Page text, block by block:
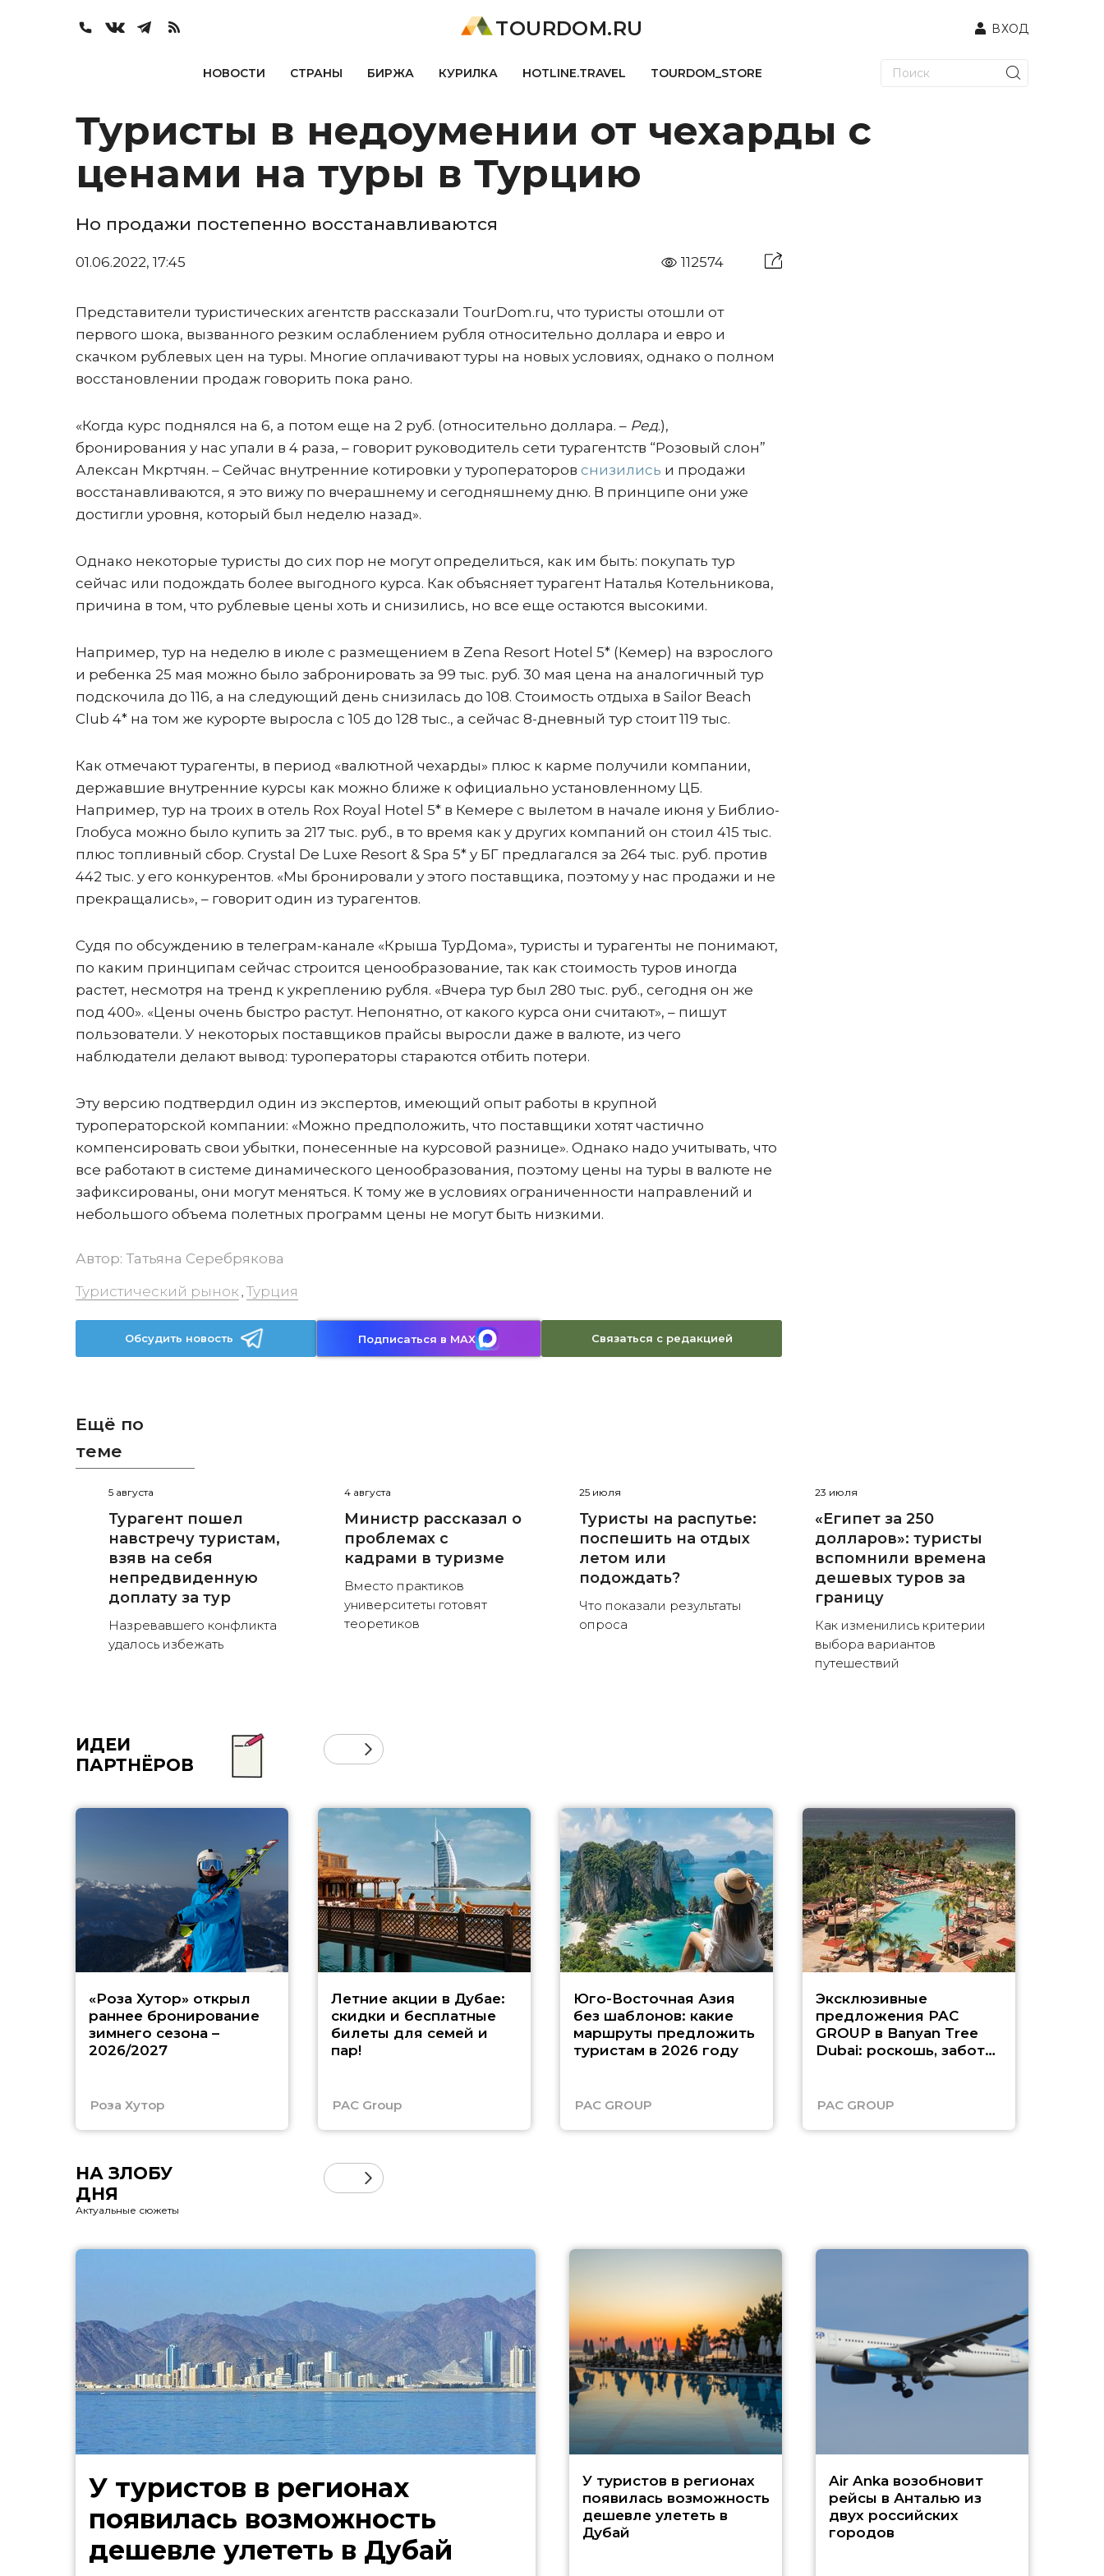
TOURDOM.RU ВХОД
НОВОСТИ СТРАНЫ БИРЖА КУРИЛКА HOTLINE.TRAVEL TOURDOM_STORE
Туристы в недоумении от чехарды с
ценами на туры в Турцию
Но продажи постепенно восстанавливаются
01.06.2022, 17:45 112574
Представители туристических агентств рассказали TourDom.ru, что туристы отошли от
первого шока, вызванного резким ослаблением рубля относительно доллара и евро и
скачком рублевых цен на туры. Многие оплачивают туры на новых условиях, однако о полном
восстановлении продаж говорить пока рано.
«Когда курс поднялся на 6, а потом еще на 2 руб. (относительно доллара. – Ред.),
бронирования у нас упали в 4 раза, – говорит руководитель сети турагентств “Розовый слон”
Алексан Мкртчян. – Сейчас внутренние котировки у туроператоров снизились и продажи
восстанавливаются, я это вижу по вчерашнему и сегодняшнему дню. В принципе они уже
достигли уровня, который был неделю назад».
Однако некоторые туристы до сих пор не могут определиться, как им быть: покупать тур
сейчас или подождать более выгодного курса. Как объясняет турагент Наталья Котельникова,
причина в том, что рублевые цены хоть и снизились, но все еще остаются высокими.
Например, тур на неделю в июле с размещением в Zena Resort Hotel 5* (Кемер) на взрослого
и ребенка 25 мая можно было забронировать за 99 тыс. руб. 30 мая цена на аналогичный тур
подскочила до 116, а на следующий день снизилась до 108. Стоимость отдыха в Sailor Beach
Club 4* на том же курорте выросла с 105 до 128 тыс., а сейчас 8-дневный тур стоит 119 тыс.
Как отмечают турагенты, в период «валютной чехарды» плюс к карме получили компании,
державшие внутренние курсы как можно ближе к официально установленному ЦБ.
Например, тур на троих в отель Rox Royal Hotel 5* в Кемере с вылетом в начале июня у Библио-
Глобуса можно было купить за 217 тыс. руб., в то время как у других компаний он стоил 415 тыс.
плюс топливный сбор. Crystal De Luxe Resort & Spa 5* у БГ предлагался за 264 тыс. руб. против
442 тыс. у его конкурентов. «Мы бронировали у этого поставщика, поэтому у нас продажи и не
прекращались», – говорит один из турагентов.
Судя по обсуждению в телеграм-канале «Крыша ТурДома», туристы и турагенты не понимают,
по каким принципам сейчас строится ценообразование, так как стоимость туров иногда
растет, несмотря на тренд к укреплению рубля. «Вчера тур был 280 тыс. руб., сегодня он же
под 400». «Цены очень быстро растут. Непонятно, от какого курса они считают», – пишут
пользователи. У некоторых поставщиков прайсы выросли даже в валюте, из чего
наблюдатели делают вывод: туроператоры стараются отбить потери.
Эту версию подтвердил один из экспертов, имеющий опыт работы в крупной
туроператорской компании: «Можно предположить, что поставщики хотят частично
компенсировать свои убытки, понесенные на курсовой разнице». Однако надо учитывать, что
все работают в системе динамического ценообразования, поэтому цены на туры в валюте не
зафиксированы, они могут меняться. К тому же в условиях ограниченности направлений и
небольшого объема полетных программ цены не могут быть низкими.
Автор: Татьяна Серебрякова
Туристический рынок, Турция
Обсудить новость Подписаться в MAX Связаться с редакцией
Ещё по
теме
5 августа
Турагент пошел
навстречу туристам,
взяв на себя
непредвиденную
доплату за тур
Назревавшего конфликта
удалось избежать
4 августа
Министр рассказал о
проблемах с
кадрами в туризме
Вместо практиков
университеты готовят
теоретиков
25 июля
Туристы на распутье:
поспешить на отдых
летом или
подождать?
Что показали результаты
опроса
23 июля
«Египет за 250
долларов»: туристы
вспомнили времена
дешевых туров за
границу
Как изменились критерии
выбора вариантов
путешествий
ИДЕИ
ПАРТНЁРОВ
«Роза Хутор» открыл
раннее бронирование
зимнего сезона –
2026/2027
Роза Хутор
Летние акции в Дубае:
скидки и бесплатные
билеты для семей и
пар!
PAC Group
Юго-Восточная Азия
без шаблонов: какие
маршруты предложить
туристам в 2026 году
PAC GROUP
Эксклюзивные
предложения PAC
GROUP в Banyan Tree
Dubai: роскошь, забота
PAC GROUP
НА ЗЛОБУ
ДНЯ
Актуальные сюжеты
У туристов в регионах
появилась возможность
дешевле улететь в Дубай
У туристов в регионах
появилась возможность
дешевле улететь в
Дубай
Air Anka возобновит
рейсы в Анталью из
двух российских
городов